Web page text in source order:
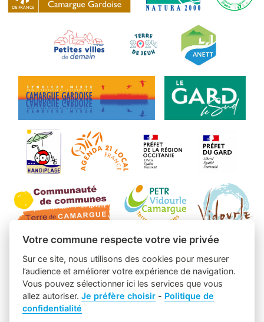
Votre commune respecte votre vie privée
Sur ce site, nous utilisons des cookies pour mesurer
l’audience et améliorer votre expérience de navigation.
Vous pouvez sélectionner ici les services que vous
allez autoriser.Je préfère choisir - Politique de
confidentialité